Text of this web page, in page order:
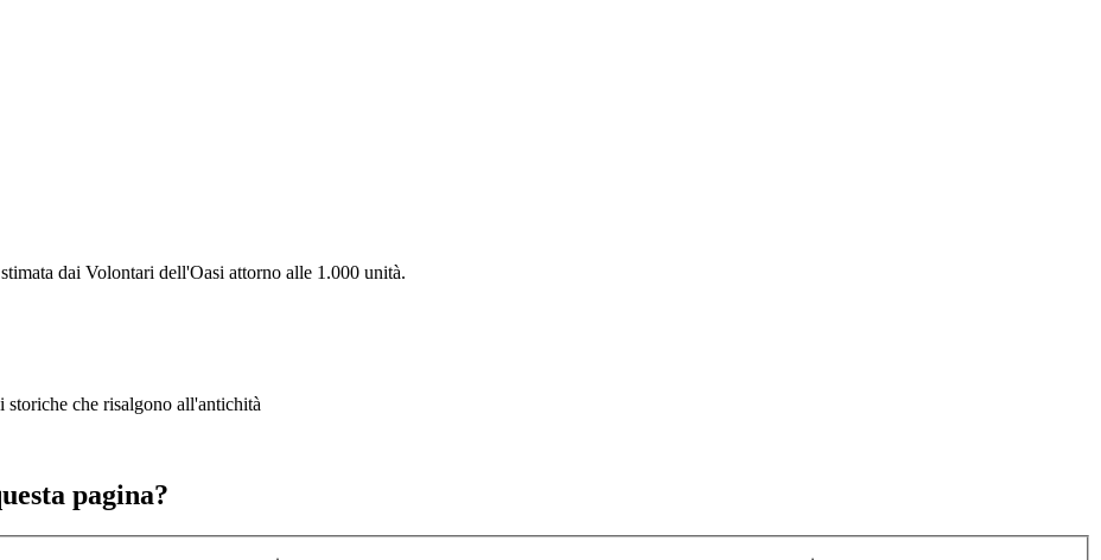
dai Volontari dell'Oasi attorno alle 1.000 unità.
che risalgono all'antichità
pagina?